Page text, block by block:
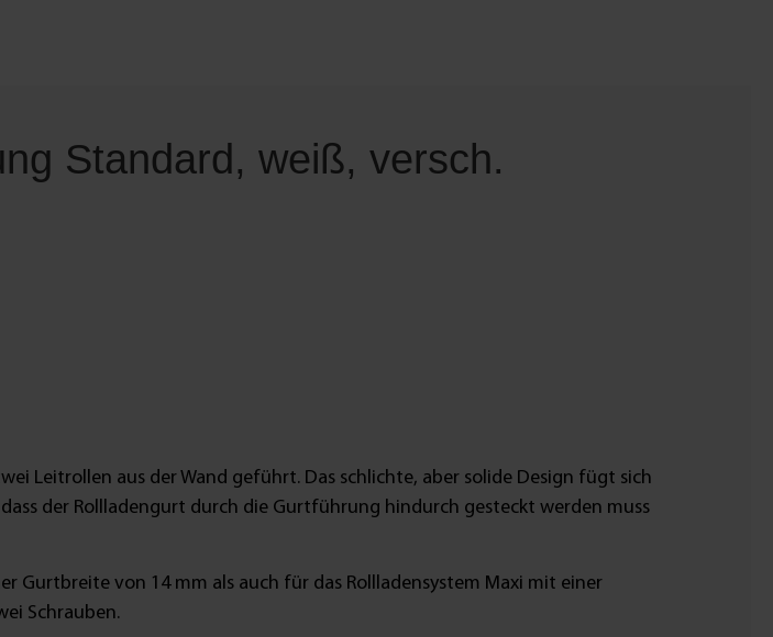
Standard, weiß, versch.
Leitrollen aus der Wand geführt. Das schlichte, aber solide Design fügt sich
der Rollladengurt durch die Gurtführung hindurch gesteckt werden muss
Gurtbreite von 14 mm als auch für das Rollladensystem Maxi mit einer
Schrauben.